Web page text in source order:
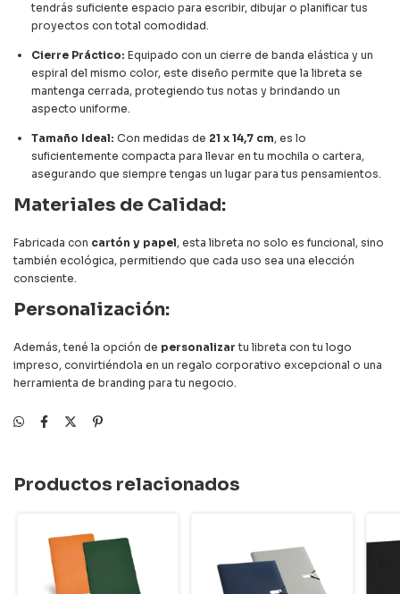
tendrás suficiente espacio para escribir, dibujar o planificar tus
proyectos con total comodidad.
Cierre Práctico: Equipado con un cierre de banda elástica y un
espiral del mismo color, este diseño permite que la libreta se
mantenga cerrada, protegiendo tus notas y brindando un
aspecto uniforme.
Tamaño Ideal: Con medidas de 21 x 14,7 cm, es lo
suficientemente compacta para llevar en tu mochila o cartera,
asegurando que siempre tengas un lugar para tus pensamientos.
Materiales de Calidad:
Fabricada con cartón y papel, esta libreta no solo es funcional, sino
también ecológica, permitiendo que cada uso sea una elección
consciente.
Personalización:
Además, tené la opción de personalizar tu libreta con tu logo
impreso, convirtiéndola en un regalo corporativo excepcional o una
herramienta de branding para tu negocio.
Productos relacionados